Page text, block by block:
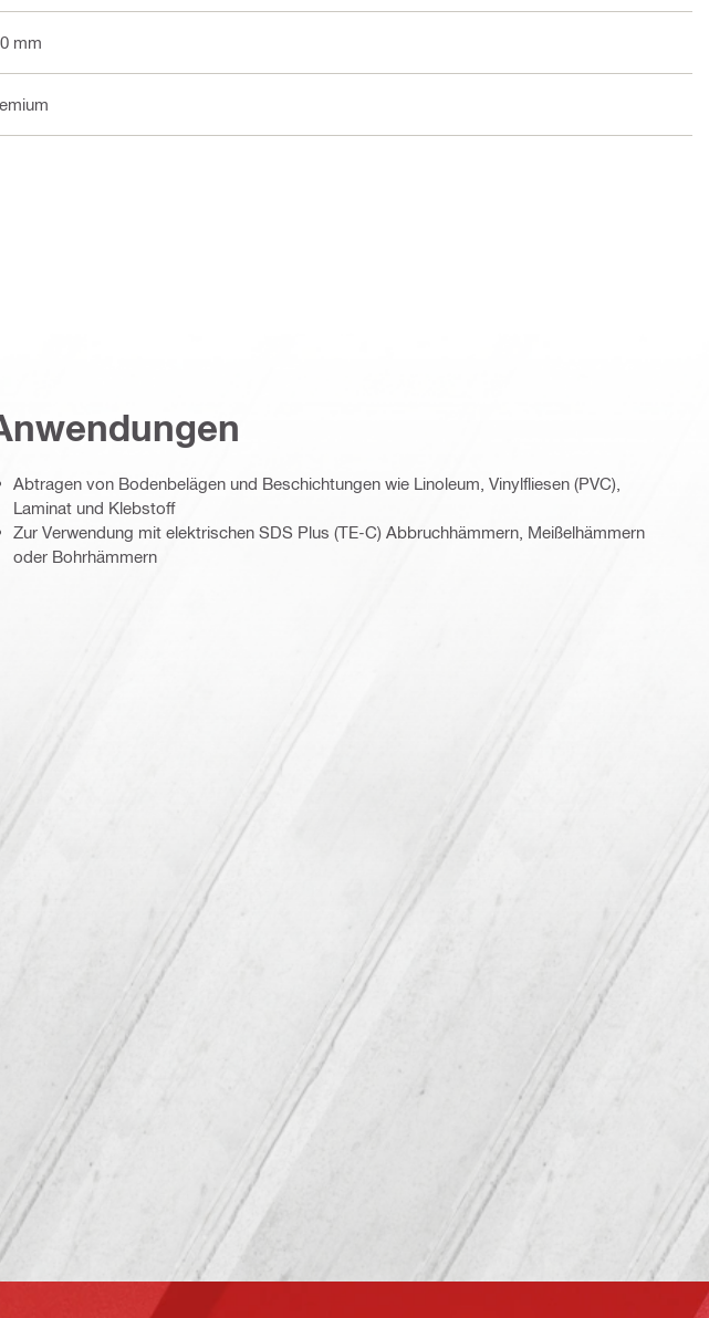
mm
Abtragen von Bodenbelägen und Beschichtungen wie Linoleum, Vinylfliesen (PVC),
Laminat und Klebstoff
Zur Verwendung mit elektrischen SDS Plus (TE-C) Abbruchhämmern, Meißelhämmern
oder Bohrhämmern